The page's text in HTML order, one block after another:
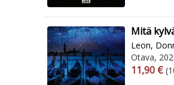
Mitä
Leon,
Otava,
11,90 €